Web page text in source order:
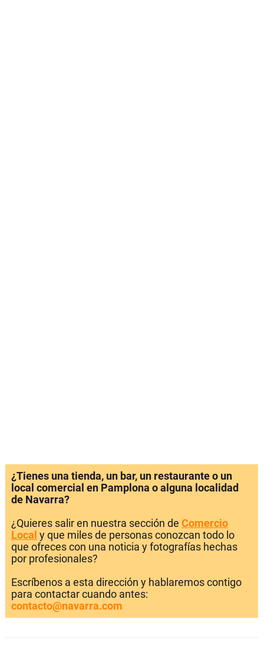
¿Tienes una tienda, un bar, un restaurante o un
local comercial en Pamplona o alguna localidad
de Navarra?
¿Quieres salir en nuestra sección de Comercio
Local y que miles de personas conozcan todo lo
que ofreces con una noticia y fotografías hechas
por profesionales?
Escríbenos a esta dirección y hablaremos contigo
para contactar cuando antes:
contacto@navarra.com